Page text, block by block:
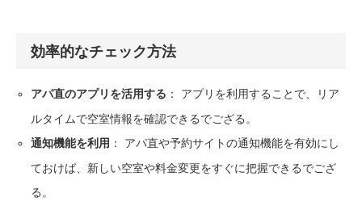
効率的なチェック方法
アパ直のアプリを活用する ： アプリを利用することで、リア
ルタイムで空室情報を確認できるでござる。
通知機能を利用 ： アパ直や予約サイトの通知機能を有効にし
ておけば、新しい空室や料金変更をすぐに把握できるでござ
る。